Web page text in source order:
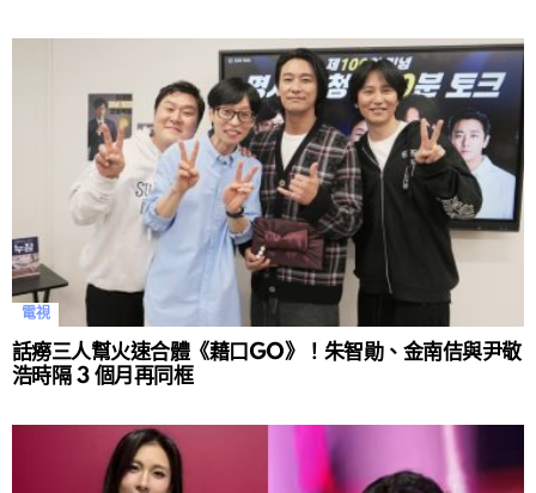
電視
話癆三人幫火速合體《藉口GO》！朱智勛、金南佶與尹敬
浩時隔 3 個月再同框